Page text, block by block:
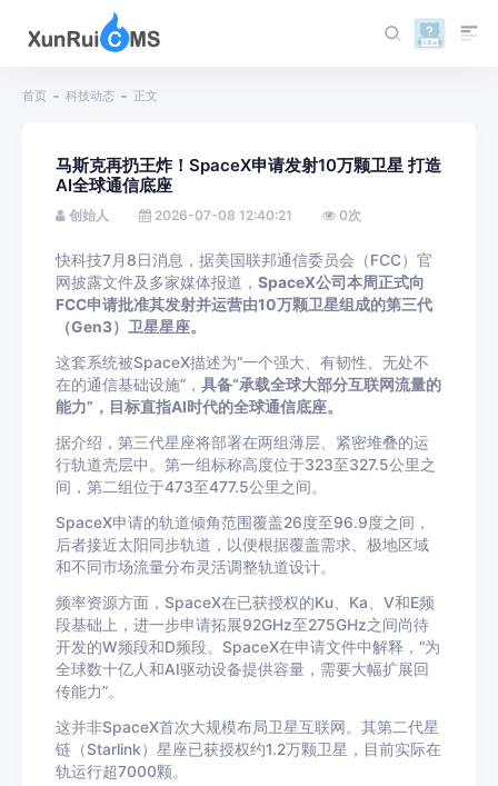
首页 科技动态 正文
马斯克再扔王炸！SpaceX申请发射10万颗卫星 打造
AI全球通信底座
创始人 2026-07-08 12:40:21 0次
快科技7月8日消息，据美国联邦通信委员会（FCC）官
网披露文件及多家媒体报道， SpaceX公司本周正式向
FCC申请批准其发射并运营由10万颗卫星组成的第三代
（Gen3）卫星星座。
这套系统被SpaceX描述为“一个强大、有韧性、无处不
在的通信基础设施”， 具备“承载全球大部分互联网流量的
能力”，目标直指AI时代的全球通信底座。
据介绍，第三代星座将部署在两组薄层、紧密堆叠的运
行轨道壳层中。第一组标称高度位于323至327.5公里之
间，第二组位于473至477.5公里之间。
SpaceX申请的轨道倾角范围覆盖26度至96.9度之间，
后者接近太阳同步轨道，以便根据覆盖需求、极地区域
和不同市场流量分布灵活调整轨道设计。
频率资源方面，SpaceX在已获授权的Ku、Ka、V和E频
段基础上，进一步申请拓展92GHz至275GHz之间尚待
开发的W频段和D频段。SpaceX在申请文件中解释，“为
全球数十亿人和AI驱动设备提供容量，需要大幅扩展回
传能力”。
这并非SpaceX首次大规模布局卫星互联网。其第二代星
链（Starlink）星座已获授权约1.2万颗卫星，目前实际在
轨运行超7000颗。